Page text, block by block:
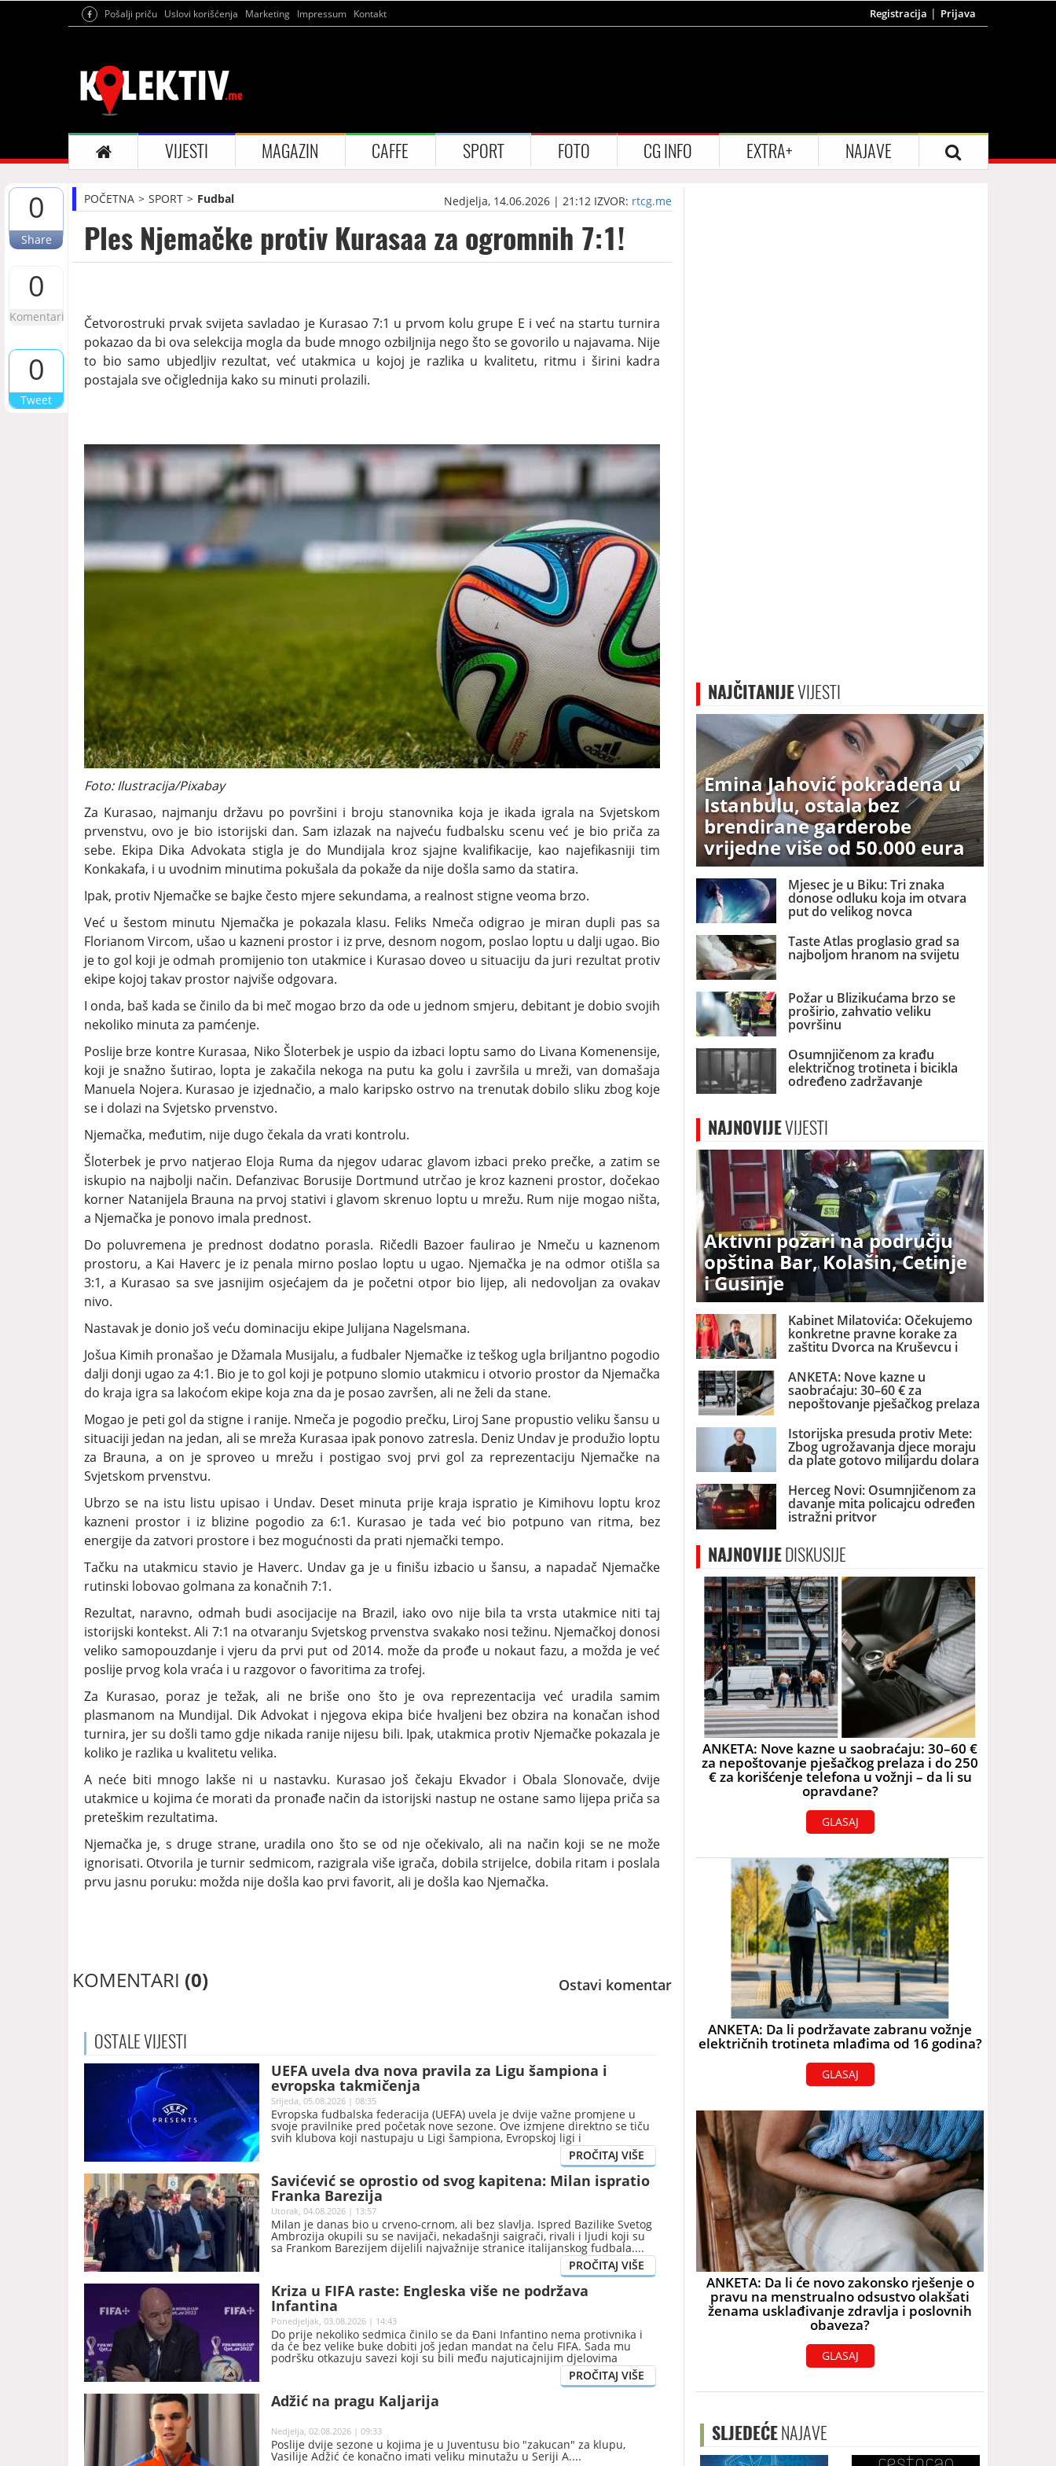
Pošalji priču Uslovi korišćenja Marketing Impressum Kontakt Registracija Prijava
VIJESTI MAGAZIN CAFFE SPORT FOTO CG INFO EXTRA+ NAJAVE
0
Share
0
Komentari
0
Tweet
POČETNA SPORT Fudbal Nedjelja, 14.06.2026 | 21:12 IZVOR: rtcg.me
Ples Njemačke protiv Kurasaa za ogromnih 7:1!
Četvorostruki prvak svijeta savladao je Kurasao 7:1 u prvom kolu grupe E i već na startu turnira
pokazao da bi ova selekcija mogla da bude mnogo ozbiljnija nego što se govorilo u najavama. Nije
to bio samo ubjedljiv rezultat, već utakmica u kojoj je razlika u kvalitetu, ritmu i širini kadra
postajala sve očiglednija kako su minuti prolazili.
Foto: Ilustracija/Pixabay
Za Kurasao, najmanju državu po površini i broju stanovnika koja je ikada igrala na Svjetskom
prvenstvu, ovo je bio istorijski dan. Sam izlazak na najveću fudbalsku scenu već je bio priča za
sebe. Ekipa Dika Advokata stigla je do Mundijala kroz sjajne kvalifikacije, kao najefikasniji tim
Konkakafa, i u uvodnim minutima pokušala da pokaže da nije došla samo da statira.
Ipak, protiv Njemačke se bajke često mjere sekundama, a realnost stigne veoma brzo.
Već u šestom minutu Njemačka je pokazala klasu. Feliks Nmeča odigrao je miran dupli pas sa
Florianom Vircom, ušao u kazneni prostor i iz prve, desnom nogom, poslao loptu u dalji ugao. Bio
je to gol koji je odmah promijenio ton utakmice i Kurasao doveo u situaciju da juri rezultat protiv
ekipe kojoj takav prostor najviše odgovara.
I onda, baš kada se činilo da bi meč mogao brzo da ode u jednom smjeru, debitant je dobio svojih
nekoliko minuta za pamćenje.
Poslije brze kontre Kurasaa, Niko Šloterbek je uspio da izbaci loptu samo do Livana Komenensije,
koji je snažno šutirao, lopta je zakačila nekoga na putu ka golu i završila u mreži, van domašaja
Manuela Nojera. Kurasao je izjednačio, a malo karipsko ostrvo na trenutak dobilo sliku zbog koje
se i dolazi na Svjetsko prvenstvo.
Njemačka, međutim, nije dugo čekala da vrati kontrolu.
Šloterbek je prvo natjerao Eloja Ruma da njegov udarac glavom izbaci preko prečke, a zatim se
iskupio na najbolji način. Defanzivac Borusije Dortmund utrčao je kroz kazneni prostor, dočekao
korner Natanijela Brauna na prvoj stativi i glavom skrenuo loptu u mrežu. Rum nije mogao ništa,
a Njemačka je ponovo imala prednost.
Do poluvremena je prednost dodatno porasla. Ričedli Bazoer faulirao je Nmeču u kaznenom
prostoru, a Kai Haverc je iz penala mirno poslao loptu u ugao. Njemačka je na odmor otišla sa
3:1, a Kurasao sa sve jasnijim osjećajem da je početni otpor bio lijep, ali nedovoljan za ovakav
nivo.
Nastavak je donio još veću dominaciju ekipe Julijana Nagelsmana.
Jošua Kimih pronašao je Džamala Musijalu, a fudbaler Njemačke iz teškog ugla briljantno pogodio
dalji donji ugao za 4:1. Bio je to gol koji je potpuno slomio utakmicu i otvorio prostor da Njemačka
do kraja igra sa lakoćom ekipe koja zna da je posao završen, ali ne želi da stane.
Mogao je peti gol da stigne i ranije. Nmeča je pogodio prečku, Liroj Sane propustio veliku šansu u
situaciji jedan na jedan, ali se mreža Kurasaa ipak ponovo zatresla. Deniz Undav je produžio loptu
za Brauna, a on je sproveo u mrežu i postigao svoj prvi gol za reprezentaciju Njemačke na
Svjetskom prvenstvu.
Ubrzo se na istu listu upisao i Undav. Deset minuta prije kraja ispratio je Kimihovu loptu kroz
kazneni prostor i iz blizine pogodio za 6:1. Kurasao je tada već bio potpuno van ritma, bez
energije da zatvori prostore i bez mogućnosti da prati njemački tempo.
Tačku na utakmicu stavio je Haverc. Undav ga je u finišu izbacio u šansu, a napadač Njemačke
rutinski lobovao golmana za konačnih 7:1.
Rezultat, naravno, odmah budi asocijacije na Brazil, iako ovo nije bila ta vrsta utakmice niti taj
istorijski kontekst. Ali 7:1 na otvaranju Svjetskog prvenstva svakako nosi težinu. Njemačkoj donosi
veliko samopouzdanje i vjeru da prvi put od 2014. može da prođe u nokaut fazu, a možda je već
poslije prvog kola vraća i u razgovor o favoritima za trofej.
Za Kurasao, poraz je težak, ali ne briše ono što je ova reprezentacija već uradila samim
plasmanom na Mundijal. Dik Advokat i njegova ekipa biće hvaljeni bez obzira na konačan ishod
turnira, jer su došli tamo gdje nikada ranije nijesu bili. Ipak, utakmica protiv Njemačke pokazala je
koliko je razlika u kvalitetu velika.
A neće biti mnogo lakše ni u nastavku. Kurasao još čekaju Ekvador i Obala Slonovače, dvije
utakmice u kojima će morati da pronađe način da istorijski nastup ne ostane samo lijepa priča sa
preteškim rezultatima.
Njemačka je, s druge strane, uradila ono što se od nje očekivalo, ali na način koji se ne može
ignorisati. Otvorila je turnir sedmicom, razigrala više igrača, dobila strijelce, dobila ritam i poslala
prvu jasnu poruku: možda nije došla kao prvi favorit, ali je došla kao Njemačka.
KOMENTARI (0) Ostavi komentar
OSTALEVIJESTI
UEFA uvela dva nova pravila za Ligu šampiona i
evropska takmičenja
Srijeda, 05.08.2026 | 08:35
Evropska fudbalska federacija (UEFA) uvela je dvije važne promjene u
svoje pravilnike pred početak nove sezone. Ove izmjene direktno se tiču
svih klubova koji nastupaju u Ligi šampiona, Evropskoj ligi i
Savićević se oprostio od svog kapitena: Milan ispratio
Franka Barezija
Utorak, 04.08.2026 | 13:57
Milan je danas bio u crveno-crnom, ali bez slavlja. Ispred Bazilike Svetog
Ambrozija okupili su se navijači, nekadašnji saigrači, rivali i ljudi koji su
sa Frankom Barezijem dijelili najvažnije stranice italijanskog fudbala.
Kriza u FIFA raste: Engleska više ne podržava
Infantina
Ponedjeljak, 03.08.2026 | 14:43
Do prije nekoliko sedmica činilo se da Đani Infantino nema protivnika i
da će bez velike buke dobiti još jedan mandat na čelu FIFA. Sada mu
podršku otkazuju savezi koji su bili među najuticajnijim djelovima
njegove predsjedničke većine.
Adžić na pragu Kaljarija
Nedjelja, 02.08.2026 | 09:33
Poslije dvije sezone u kojima je u Juventusu bio "zakucan" za klupu,
Vasilije Adžić će konačno imati veliku minutažu u Seriji A.
NAJČITANIJEVIJESTI
Emina Jahović pokradena u
Istanbulu, ostala bez
brendirane garderobe
vrijedne više od 50.000 eura
Mjesec je u Biku: Tri znaka
donose odluku koja im otvara
put do velikog novca
Taste Atlas proglasio grad sa
najboljom hranom na svijetu
Požar u Blizikućama brzo se
proširio, zahvatio veliku
površinu
Osumnjičenom za krađu
električnog trotineta i bicikla
određeno zadržavanje
NAJNOVIJEVIJESTI
Aktivni požari na području
opština Bar, Kolašin, Cetinje
i Gusinje
Kabinet Milatovića: Očekujemo
konkretne pravne korake za
zaštitu Dvorca na Kruševcu i
ANKETA: Nove kazne u
saobraćaju: 30–60 € za
nepoštovanje pješačkog prelaza
i do 250 € za korišćenje telefona
u vožnji – da li su opravdane?
Istorijska presuda protiv Mete:
Zbog ugrožavanja djece moraju
da plate gotovo milijardu dolara
Herceg Novi: Osumnjičenom za
davanje mita policajcu određen
istražni pritvor
NAJNOVIJEDISKUSIJE
ANKETA: Nove kazne u saobraćaju: 30–60 €
za nepoštovanje pješačkog prelaza i do 250
€ za korišćenje telefona u vožnji – da li su
opravdane?
GLASAJ
ANKETA: Da li podržavate zabranu vožnje
električnih trotineta mlađima od 16 godina?
GLASAJ
ANKETA: Da li će novo zakonsko rješenje o
pravu na menstrualno odsustvo olakšati
ženama usklađivanje zdravlja i poslovnih
obaveza?
GLASAJ
SLJEDEĆENAJAVE